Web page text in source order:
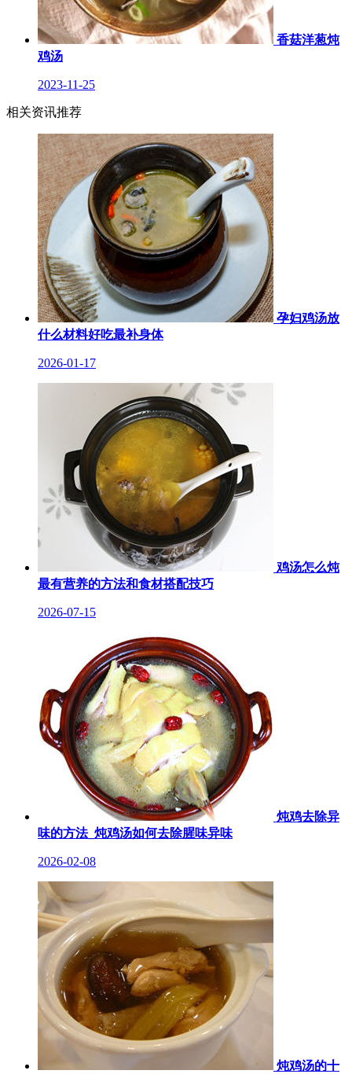
香菇洋葱炖
鸡汤
2023-11-25
相关资讯推荐
孕妇鸡汤放
什么材料好吃最补身体
2026-01-17
鸡汤怎么炖
最有营养的方法和食材搭配技巧
2026-07-15
炖鸡去除异
味的方法_炖鸡汤如何去除腥味异味
2026-02-08
炖鸡汤的十